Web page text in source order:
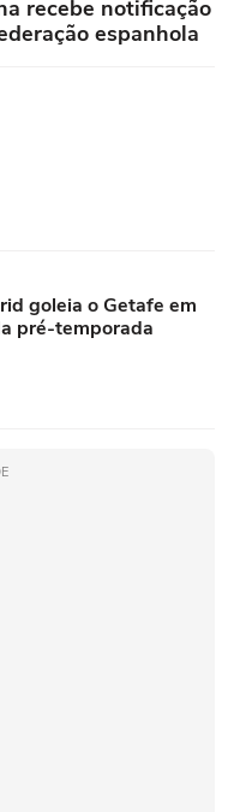
recebe notificação
espanhola
goleia o Getafe em
pré-temporada